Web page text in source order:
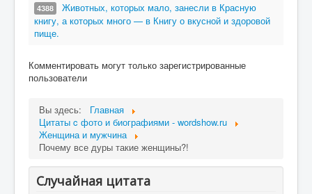
4388
Животных, которых мало, занесли в Красную
книгу, а которых много — в Книгу о вкусной и здоровой
пище.
Комментировать могут только зарегистрированные
пользователи
Вы здесь:
Главная
Цитаты c фото и биографиями - wordshow.ru
Женщина и мужчина
Почему все дуры такие женщины?!
Случайная цитата